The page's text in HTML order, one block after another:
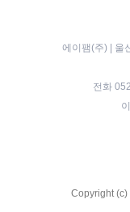
에이팸(주) | 울
전화
Copyright (c)